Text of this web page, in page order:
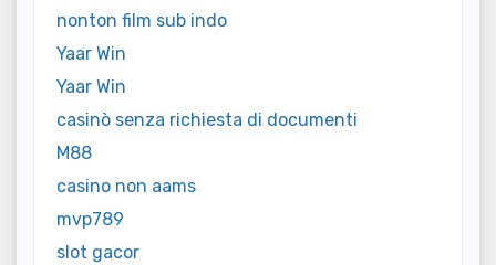
nonton film sub indo
Yaar Win
Yaar Win
casinò senza richiesta di documenti
M88
casino non aams
mvp789
slot gacor